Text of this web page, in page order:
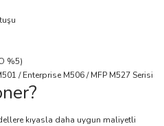
%5)
/ Enterprise M506 / MFP M527 Serisi
kıyasla daha uygun maliyetli